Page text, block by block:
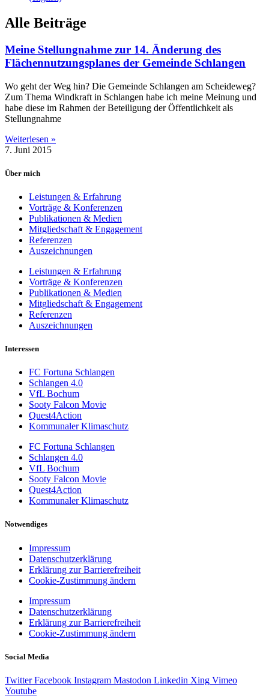
Alle Beiträge
Meine Stellungnahme zur 14. Änderung des
Flächennutzungsplanes der Gemeinde Schlangen
Wo geht der Weg hin? Die Gemeinde Schlangen am Scheideweg?
Zum Thema Windkraft in Schlangen habe ich meine Meinung und
habe diese im Rahmen der Beteiligung der Öffentlichkeit als
Stellungnahme
Weiterlesen »
7. Juni 2015
Über mich
Leistungen & Erfahrung
Vorträge & Konferenzen
Publikationen & Medien
Mitgliedschaft & Engagement
Referenzen
Auszeichnungen
Leistungen & Erfahrung
Vorträge & Konferenzen
Publikationen & Medien
Mitgliedschaft & Engagement
Referenzen
Auszeichnungen
Interessen
FC Fortuna Schlangen
Schlangen 4.0
VfL Bochum
Sooty Falcon Movie
Quest4Action
Kommunaler Klimaschutz
FC Fortuna Schlangen
Schlangen 4.0
VfL Bochum
Sooty Falcon Movie
Quest4Action
Kommunaler Klimaschutz
Notwendiges
Impressum
Datenschutzerklärung
Erklärung zur Barrierefreiheit
Cookie-Zustimmung ändern
Impressum
Datenschutzerklärung
Erklärung zur Barrierefreiheit
Cookie-Zustimmung ändern
Social Media
Twitter Facebook Instagram Mastodon Linkedin Xing Vimeo
Youtube